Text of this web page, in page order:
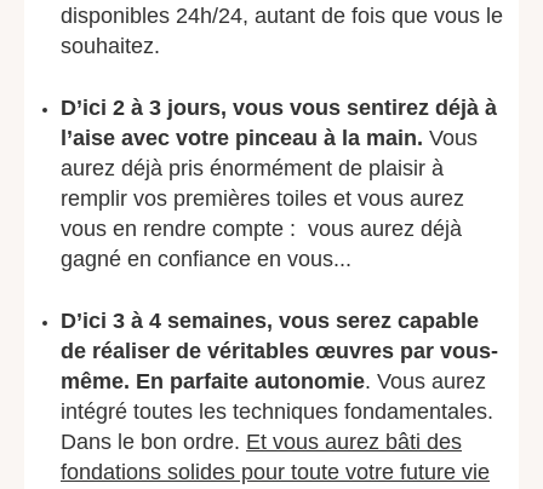
disponibles 24h/24, autant de fois que vous le
souhaitez.
D’ici 2 à 3 jours, vous vous sentirez déjà à
l’aise avec votre pinceau à la main. Vous
aurez déjà pris énormément de plaisir à
remplir vos premières toiles et vous aurez
vous en rendre compte : vous aurez déjà
gagné en confiance en vous...
D’ici 3 à 4 semaines, vous serez capable
de réaliser de véritables œuvres par vous-
même. En parfaite autonomie. Vous aurez
intégré toutes les techniques fondamentales.
Dans le bon ordre. Et vous aurez bâti des
fondations solides pour toute votre future vie